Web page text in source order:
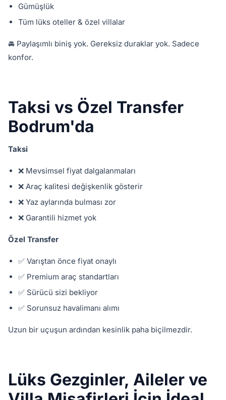
Gümüşlük
Tüm lüks oteller & özel villalar
🚘 Paylaşımlı biniş yok. Gereksiz duraklar yok. Sadece
konfor.
Taksi vs Özel Transfer
Bodrum'da
Taksi
❌ Mevsimsel fiyat dalgalanmaları
❌ Araç kalitesi değişkenlik gösterir
❌ Yaz aylarında bulması zor
❌ Garantili hizmet yok
Özel Transfer
✅ Varıştan önce fiyat onaylı
✅ Premium araç standartları
✅ Sürücü sizi bekliyor
✅ Sorunsuz havalimanı alımı
Uzun bir uçuşun ardından kesinlik paha biçilmezdir.
Lüks Gezginler, Aileler ve